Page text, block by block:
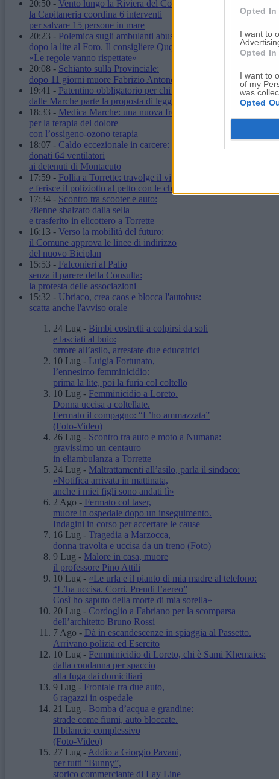
Opted In
I want to
Opted In
I want to
of my
was
Opted
20:50 - Vento lungo la Riviera del Conero:
la Capitaneria coordina 6 interventi
per salvare 15 persone in mare
20:23 - Polemica sugli ambulanti abusivi
dopo la lite al Foro. Il consigliere Quqqass:
«Le regole vanno rispettate»
20:08 - Schianto sulla Provinciale:
dopo 11 giorni muore Fabrizio Antonelli
19:41 - Patentino obbligatorio per chi ha un cane:
dalle Marche parte la proposta di legge
18:33 - Medica Marche: una nuova frontiera
per la terapia del dolore
con l’ossigeno-ozono terapia
18:07 - Caldo eccezionale in carcere:
donati 64 ventilatori
ai detenuti di Montacuto
17:59 - Follia a Torrette: travolge il vigilante
e ferisce il poliziotto al petto con le chiavi
17:34 - Scontro tra scooter e auto:
78enne sbalzato dalla sella
e trasferito in elicottero a Torrette
16:13 - Verso la mobilità del futuro:
il Comune approva le linee di indirizzo
del nuovo Biciplan
15:53 - Falconieri al Palio
senza il parere della Consulta:
la protesta delle associazioni
15:32 - Ubriaco, crea caos e blocca l'autobus:
scatta anche l'avviso orale
24 Lug - Bimbi costretti a colpirsi da soli
e lasciati al buio:
orrore all’asilo, arrestate due educatrici
10 Lug - Luigia Fortunato,
l’ennesimo femminicidio:
prima la lite, poi la furia col coltello
10 Lug - Femminicidio a Loreto.
Donna uccisa a coltellate.
Fermato il compagno: “L’ho ammazzata”
(Foto-Video)
26 Lug - Scontro tra auto e moto a Numana:
gravissimo un centauro
in eliambulanza a Torrette
24 Lug - Maltrattamenti all’asilo, parla il sindaco:
«Notifica arrivata in mattinata,
anche i miei figli sono andati lì»
2 Ago - Fermato col taser,
muore in ospedale dopo un inseguimento.
Indagini in corso per accertare le cause
16 Lug - Tragedia a Marzocca,
donna travolta e uccisa da un treno (Foto)
9 Lug - Malore in casa, muore
il professore Pino Attili
10 Lug - «Le urla e il pianto di mia madre al telefono:
“L’ha uccisa. Corri. Prendi l’aereo”
Così ho saputo della morte di mia sorella»
20 Lug - Cordoglio a Fabriano per la scomparsa
dell’architetto Bruno Rossi
7 Ago - Dà in escandescenze in spiaggia al Passetto.
Arrivano polizia ed Esercito
10 Lug - Femminicidio di Loreto, chi è Sami Khemaies:
dalla condanna per spaccio
alla fuga dai domiciliari
9 Lug - Frontale tra due auto,
6 ragazzi in ospedale
21 Lug - Bomba d’acqua e grandine:
strade come fiumi, auto bloccate.
Il bilancio complessivo
(Foto-Video)
27 Lug - Addio a Giorgio Pavani,
per tutti “Bunny”,
storico commerciante di Lay Line